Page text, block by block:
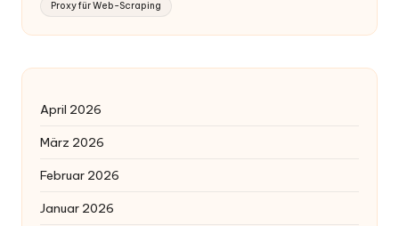
Proxy für Web-Scraping
April 2026
März 2026
Februar 2026
Januar 2026